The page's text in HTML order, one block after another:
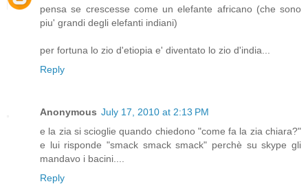
pensa se crescesse come un elefante africano (che sono
piu' grandi degli elefanti indiani)
per fortuna lo zio d'etiopia e' diventato lo zio d'india...
Reply
Anonymous July 17, 2010 at 2:13 PM
e la zia si scioglie quando chiedono "come fa la zia chiara?"
e lui risponde "smack smack smack" perchè su skype gli
mandavo i bacini....
Reply